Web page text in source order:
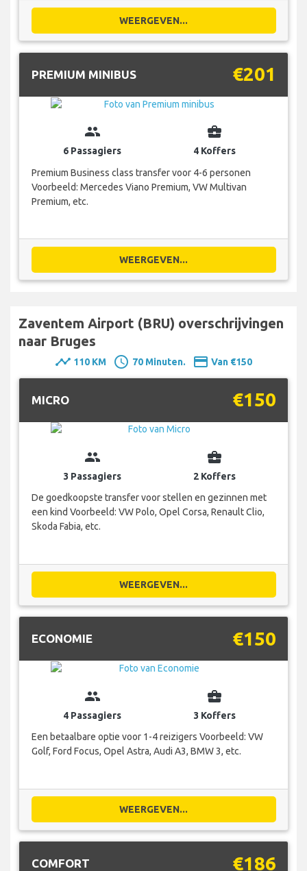
WEERGEVEN...
PREMIUM MINIBUS €201
group
6 Passagiers
business_center
4 Koffers
Premium Business class transfer voor 4-6 personen
Voorbeeld: Mercedes Viano Premium, VW Multivan
Premium, etc.
WEERGEVEN...
Zaventem Airport (BRU) overschrijvingen
naar Bruges
timeline 110 KM schedule 70 Minuten. payment Van €150
MICRO €150
group
3 Passagiers
business_center
2 Koffers
De goedkoopste transfer voor stellen en gezinnen met
een kind Voorbeeld: VW Polo, Opel Corsa, Renault Clio,
Skoda Fabia, etc.
WEERGEVEN...
ECONOMIE €150
group
4 Passagiers
business_center
3 Koffers
Een betaalbare optie voor 1-4 reizigers Voorbeeld: VW
Golf, Ford Focus, Opel Astra, Audi A3, BMW 3, etc.
WEERGEVEN...
COMFORT €186